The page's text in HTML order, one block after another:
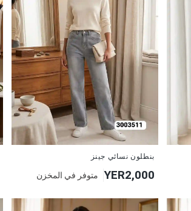
بنطلون نسائي جينز
YER2,000 متوفر في المخزن